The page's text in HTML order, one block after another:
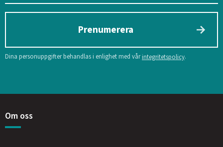
Prenumerera
Dina personuppgifter behandlas i enlighet med vårintegritetspolicy.
Om oss